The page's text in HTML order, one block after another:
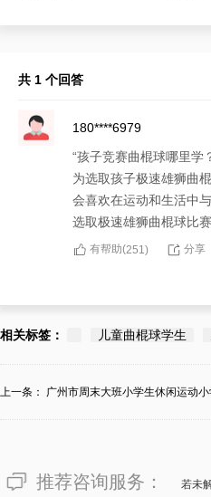
共 1 个回答
180****6979
“孩子竞赛曲棍球哪里学
为选取孩子极速雄狮曲
会喜欢在运动和生活中
选取极速雄狮曲棍球比
有帮助(251 ) 分享
相关标签： 儿童曲棍球学生
上一条： 广州市周末大班小学生休闲运动
推荐咨询服务： 若未